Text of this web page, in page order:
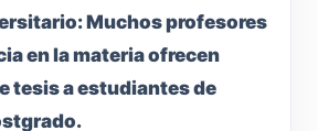
:Muchos profesores
en la materia ofrecen
tesis a estudiantes de